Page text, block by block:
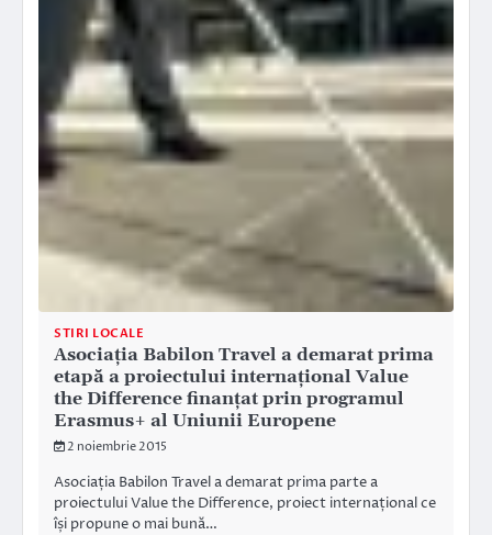
STIRI LOCALE
Asociația Babilon Travel a demarat prima
etapă a proiectului internațional Value
the Difference finanțat prin programul
Erasmus+ al Uniunii Europene
2 noiembrie 2015
Asociația Babilon Travel a demarat prima parte a
proiectului Value the Difference, proiect internațional ce
își propune o mai bună…